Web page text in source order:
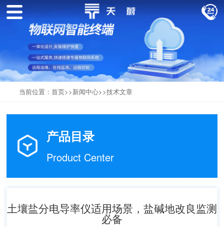
当前位置： 首页>>新闻中心>>技术文章
产品目录
Product Center
土壤盐分电导率仪适用场景，盐碱地改良监测
必备